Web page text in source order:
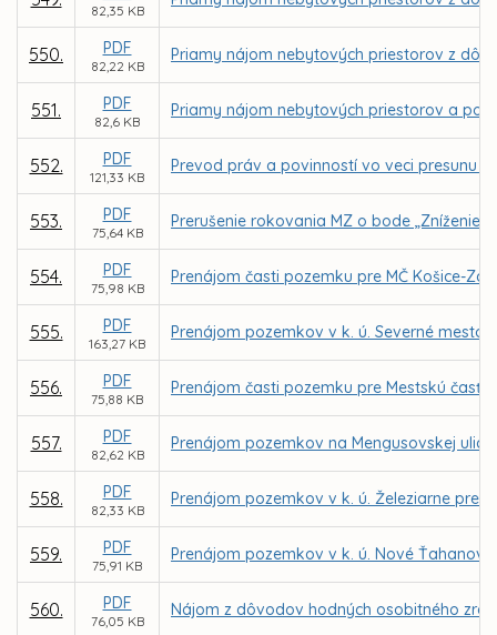
82,35 KB
550. PDF
82,22 KB
Priamy nájom nebytových priestorov z
551. PDF
82,6 KB
Priamy nájom nebytových priestorov a
552. PDF
121,33 KB
Prevod práv a povinností vo veci presunu
553. PDF
75,64 KB
Prerušenie rokovania MZ o bode
554. PDF
75,98 KB
Prenájom časti pozemku pre MČ Košice-
555. PDF
163,27 KB
Prenájom pozemkov v k. ú. Severné
556. PDF
75,88 KB
Prenájom časti pozemku pre Mestskú časť
557. PDF
82,62 KB
Prenájom pozemkov na Mengusovskej
558. PDF
82,33 KB
Prenájom pozemkov v k. ú. Železiarne pre
559. PDF
75,91 KB
Prenájom pozemkov v k. ú. Nové
560. PDF
76,05 KB
Nájom z dôvodov hodných osobitného